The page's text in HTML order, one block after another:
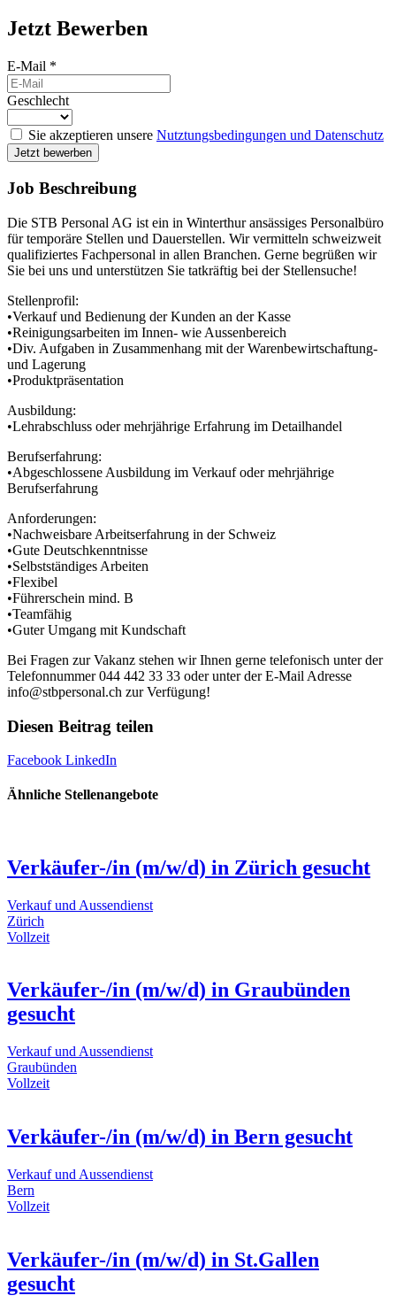
Jetzt Bewerben
E-Mail *
Geschlecht
Sie akzeptieren unsere Nutztungsbedingungen und Datenschutz
Job Beschreibung
Die STB Personal AG ist ein in Winterthur ansässiges Personalbüro
für temporäre Stellen und Dauerstellen. Wir vermitteln schweizweit
qualifiziertes Fachpersonal in allen Branchen. Gerne begrüßen wir
Sie bei uns und unterstützen Sie tatkräftig bei der Stellensuche!
Stellenprofil:
•Verkauf und Bedienung der Kunden an der Kasse
•Reinigungsarbeiten im Innen- wie Aussenbereich
•Div. Aufgaben in Zusammenhang mit der Warenbewirtschaftung-
und Lagerung
•Produktpräsentation
Ausbildung:
•Lehrabschluss oder mehrjährige Erfahrung im Detailhandel
Berufserfahrung:
•Abgeschlossene Ausbildung im Verkauf oder mehrjährige
Berufserfahrung
Anforderungen:
•Nachweisbare Arbeitserfahrung in der Schweiz
•Gute Deutschkenntnisse
•Selbstständiges Arbeiten
•Flexibel
•Führerschein mind. B
•Teamfähig
•Guter Umgang mit Kundschaft
Bei Fragen zur Vakanz stehen wir Ihnen gerne telefonisch unter der
Telefonnummer 044 442 33 33 oder unter der E-Mail Adresse
info@stbpersonal.ch zur Verfügung!
Diesen Beitrag teilen
Facebook LinkedIn
Ähnliche Stellenangebote
Verkäufer-/in (m/w/d) in Zürich gesucht
Verkauf und Aussendienst
Zürich
Vollzeit
Verkäufer-/in (m/w/d) in Graubünden
gesucht
Verkauf und Aussendienst
Graubünden
Vollzeit
Verkäufer-/in (m/w/d) in Bern gesucht
Verkauf und Aussendienst
Bern
Vollzeit
Verkäufer-/in (m/w/d) in St.Gallen
gesucht